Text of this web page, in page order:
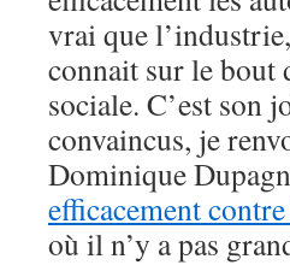
vrai que
connait sur le bout
sociale. C’est son
convaincus, je
Dominique
efficacement
où il n’y a pas